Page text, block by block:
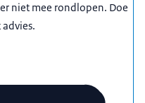
niet mee rondlopen. Doe